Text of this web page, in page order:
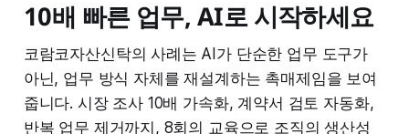
10배 빠른 업무, AI로 시작하세요
코람코자산신탁의 사례는 AI가 단순한 업무 도구가
아닌, 업무 방식 자체를 재설계하는 촉매제임을 보여
줍니다. 시장 조사 10배 가속화, 계약서 검토 자동화,
반복 업무 제거까지, 8회의 교육으로 조직의 생산성